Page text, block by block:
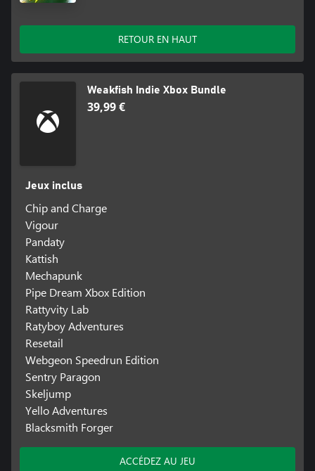
RETOUR EN HAUT
Weakfish Indie Xbox Bundle
39,99 €
Jeux inclus
Chip and Charge
Vigour
Pandaty
Kattish
Mechapunk
Pipe Dream Xbox Edition
Rattyvity Lab
Ratyboy Adventures
Resetail
Webgeon Speedrun Edition
Sentry Paragon
Skeljump
Yello Adventures
Blacksmith Forger
ACCÉDEZ AU JEU